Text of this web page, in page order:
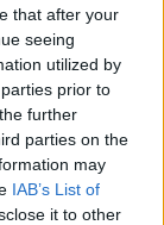
that after your
seeing
utilized by
prior to
further
parties on the
may
IAB’s List of
it to other
trükkös
Dubrovay
a
ott is
műveik után,